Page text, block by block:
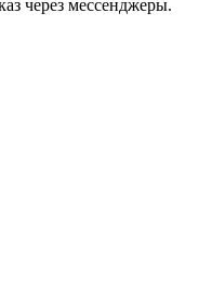
через мессенджеры.